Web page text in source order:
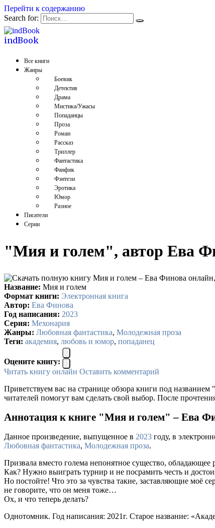
Перейти к содержанию
Search for:
indBook
Все книги
Жанры
Боевик
Детектив
Драма
Мистика/Ужасы
Попаданцы
Проза
Роман
Рассказ
Триллер
Фантастика
Фанфик
Фэнтези
Эротика
Юмор
Разное
Писатели
Серии
"Мия и голем", автор Ева
Название: Мия и голем
Формат книги: Электронная книга
Автор: Ева Финова
Год написания: 2023
Серия: Мехонария
Жанры: Любовная фантастика, Молодежная проза
Теги: академия, любовь и юмор, попаданец
Оцените книгу:
Читать книгу онлайн Оставить комментарий
Приветствуем вас на странице обзора книги под
читателей помогут вам сделать свой выбор. После
Аннотация к книге "Мия и голем" – Ева
Данное произведение, выпущенное в 2023 году, в
Любовная фантастика, Молодежная проза.
Призвала вместо голема непонятное существо,
Как? Нужно выиграть турнир и не посрамить честь и
Но постойте! Что это за чувства такие, заставляющие моё
не говорите, что он меня тоже…
Ох, и что теперь делать?
Однотомник. Год написания: 2021г. Старое название: